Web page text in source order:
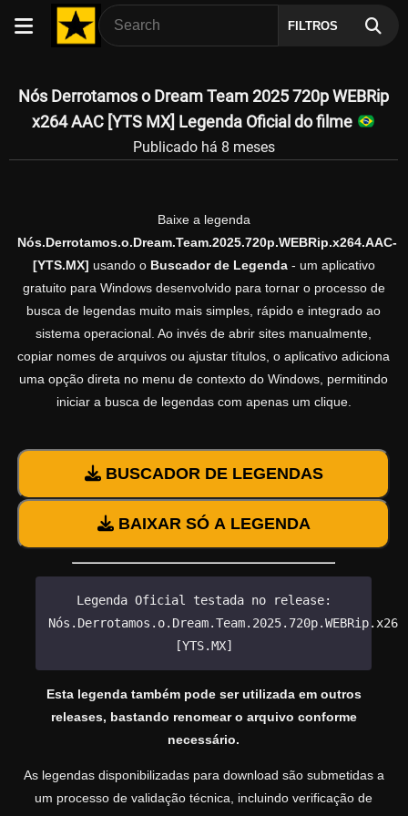
FILTROS
Nós Derrotamos o Dream Team 2025 720p WEBRip
x264 AAC [YTS MX] Legenda Oficial do filme
Publicado há 8 meses
Baixe a legenda
Nós.Derrotamos.o.Dream.Team.2025.720p.WEBRip.x264.AAC-
[YTS.MX] usando o Buscador de Legenda- um aplicativo
gratuito para Windows desenvolvido para tornar o processo de
busca de legendas muito mais simples, rápido e integrado ao
sistema operacional. Ao invés de abrir sites manualmente,
copiar nomes de arquivos ou ajustar títulos, o aplicativo adiciona
uma opção direta no menu de contexto do Windows, permitindo
iniciar a busca de legendas com apenas um clique.
BUSCADOR DE LEGENDAS
BAIXAR SÓ A LEGENDA
Legenda Oficial testada no release:
[YTS.MX]
Esta legenda também pode ser utilizada em outros
releases, bastando renomear o arquivo conforme
necessário.
As legendas disponibilizadas para download são submetidas a
um processo de validação técnica, incluindo verificação de